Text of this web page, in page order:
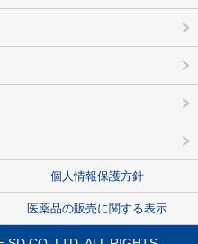
個人情報保護方針
医薬品の販売に関する表示